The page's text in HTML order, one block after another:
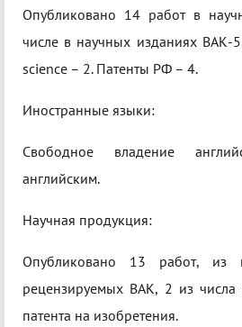
Опубликовано 14 работ в
числе в научных изданиях ВАК-
science – 2. Патенты РФ – 4.
Иностранные языки:
Свободное владение
английским.
Научная продукция:
Опубликовано 13 работ,
рецензируемых ВАК, 2 из числа
патента на изобретения.